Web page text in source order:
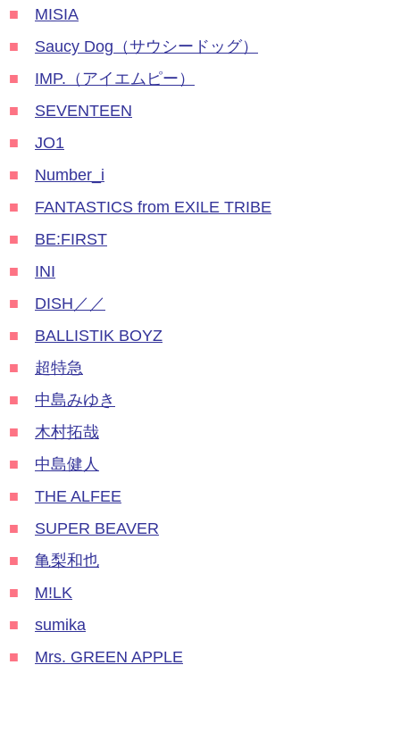
■
MISIA
■
Saucy Dog（サウシードッグ）
■
IMP.（アイエムピー）
■
SEVENTEEN
■
JO1
■
Number_i
■
FANTASTICS from EXILE TRIBE
■
BE:FIRST
■
INI
■
DISH／／
■
BALLISTIK BOYZ
■
超特急
■
中島みゆき
■
木村拓哉
■
中島健人
■
THE ALFEE
■
SUPER BEAVER
■
亀梨和也
■
M!LK
■
sumika
■
Mrs. GREEN APPLE